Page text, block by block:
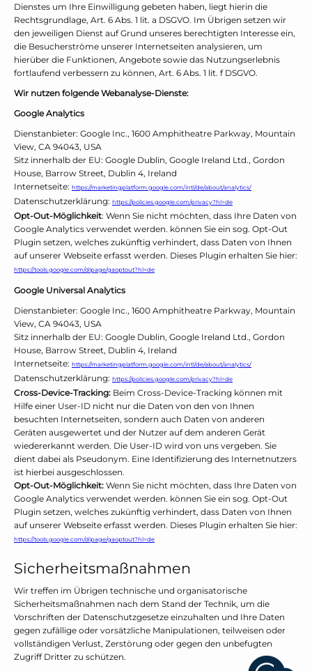
Dienstes um Ihre Einwilligung gebeten haben, liegt hierin die
Rechtsgrundlage, Art. 6 Abs. 1 lit. a DSGVO. Im Übrigen setzen wir
den jeweiligen Dienst auf Grund unseres berechtigten Interesse ein,
die Besucherströme unserer Internetseiten analysieren, um
hierüber die Funktionen, Angebote sowie das Nutzungserlebnis
fortlaufend verbessern zu können, Art. 6 Abs. 1 lit. f DSGVO.
Wir nutzen folgende Webanalyse-Dienste:
Google Analytics
Dienstanbieter: Google Inc., 1600 Amphitheatre Parkway, Mountain
View, CA 94043, USA
Sitz innerhalb der EU: Google Dublin, Google Ireland Ltd., Gordon
House, Barrow Street, Dublin 4, Ireland
Internetseite: https://marketingplatform.google.com/intl/de/about/analytics/
Datenschutzerklärung: https://policies.google.com/privacy?hl=de
Opt-Out-Möglichkeit: Wenn Sie nicht möchten, dass Ihre Daten von
Google Analytics verwendet werden. können Sie ein sog. Opt-Out
Plugin setzen, welches zukünftig verhindert, dass Daten von Ihnen
auf unserer Webseite erfasst werden. Dieses Plugin erhalten Sie hier:
https://tools.google.com/dlpage/gaoptout?hl=de
Google Universal Analytics
Dienstanbieter: Google Inc., 1600 Amphitheatre Parkway, Mountain
View, CA 94043, USA
Sitz innerhalb der EU: Google Dublin, Google Ireland Ltd., Gordon
House, Barrow Street, Dublin 4, Ireland
Internetseite: https://marketingplatform.google.com/intl/de/about/analytics/
Datenschutzerklärung: https://policies.google.com/privacy?hl=de
Cross-Device-Tracking: Beim Cross-Device-Tracking können mit
Hilfe einer User-ID nicht nur die Daten von den von Ihnen
besuchten Internetseiten, sondern auch Daten von anderen
Geräten ausgewertet und der Nutzer auf dem anderen Gerät
wiedererkannt werden. Die User-ID wird von uns vergeben. Sie
dient dabei als Pseudonym. Eine Identifizierung des Internetnutzers
ist hierbei ausgeschlossen.
Opt-Out-Möglichkeit: Wenn Sie nicht möchten, dass Ihre Daten von
Google Analytics verwendet werden. können Sie ein sog. Opt-Out
Plugin setzen, welches zukünftig verhindert, dass Daten von Ihnen
auf unserer Webseite erfasst werden. Dieses Plugin erhalten Sie hier:
https://tools.google.com/dlpage/gaoptout?hl=de
Sicherheitsmaßnahmen
Wir treffen im Übrigen technische und organisatorische
Sicherheitsmaßnahmen nach dem Stand der Technik, um die
Vorschriften der Datenschutzgesetze einzuhalten und Ihre Daten
gegen zufällige oder vorsätzliche Manipulationen, teilweisen oder
vollständigen Verlust, Zerstörung oder gegen den unbefugten
Zugriff Dritter zu schützen.